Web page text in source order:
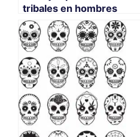
tribales en hombres